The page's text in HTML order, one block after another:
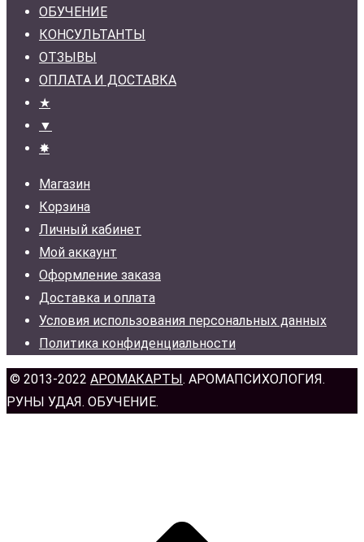
ОБУЧЕНИЕ
КОНСУЛЬТАНТЫ
ОТЗЫВЫ
ОПЛАТА И ДОСТАВКА
★
▼
✸
Магазин
Корзина
Личный кабинет
Мой аккаунт
Оформление заказа
Доставка и оплата
Условия использования персональных данных
Политика конфиденциальности
© 2013-2022 АРОМАКАРТЫ . АРОМАПСИХОЛОГИЯ.
РУНЫ УДАЯ. ОБУЧЕНИЕ.